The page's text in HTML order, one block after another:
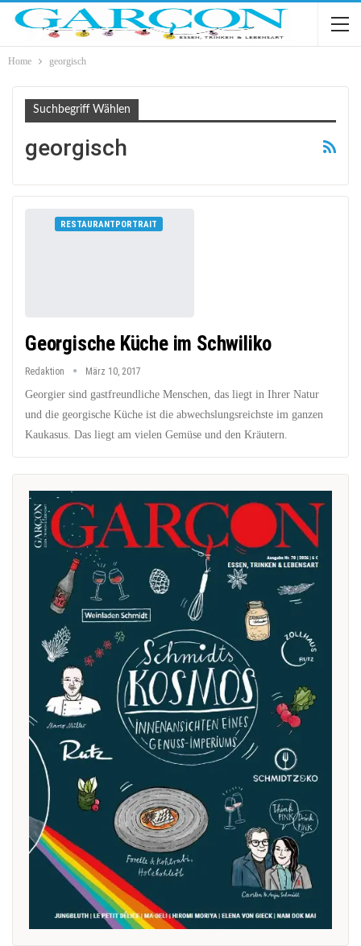
Home georgisch
Suchbegriff Wählen
georgisch
RESTAURANTPORTRAIT
Georgische Küche im Schwiliko
Redaktion März 10, 2017
Georgier sind gastfreundliche Menschen, das liegt in Ihrer Natur
und die georgische Küche ist die abwechslungsreichste im ganzen
Kaukasus. Das liegt am vielen Gemüse und den Kräutern.